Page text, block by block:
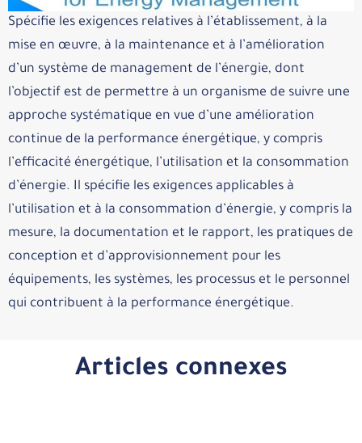
Spécifie les exigences relatives à l’établissement, à la
mise en œuvre, à la maintenance et à l’amélioration
d’un système de management de l’énergie, dont
l’objectif est de permettre à un organisme de suivre une
approche systématique en vue d’une amélioration
continue de la performance énergétique, y compris
l’efficacité énergétique, l’utilisation et la consommation
d’énergie. Il spécifie les exigences applicables à
l’utilisation et à la consommation d’énergie, y compris la
mesure, la documentation et le rapport, les pratiques de
conception et d’approvisionnement pour les
équipements, les systèmes, les processus et le personnel
qui contribuent à la performance énergétique.
Articles connexes